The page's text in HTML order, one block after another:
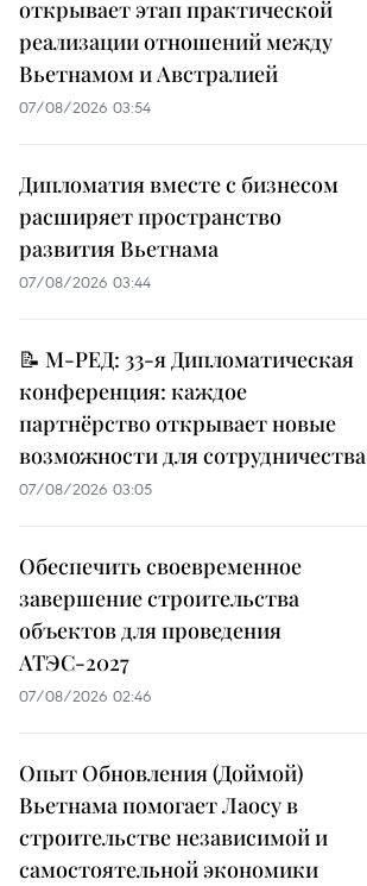
открывает этап практической
реализации отношений между
Вьетнамом и Австралией
07/08/2026 03:54
Дипломатия вместе с бизнесом
расширяет пространство
развития Вьетнама
07/08/2026 03:44
📝 М-РЕД: 33-я Дипломатическая
конференция: каждое
партнёрство открывает новые
возможности для сотрудничества
07/08/2026 03:05
Обеспечить своевременное
завершение строительства
объектов для проведения
АТЭС-2027
07/08/2026 02:46
Опыт Обновления (Доймой)
Вьетнама помогает Лаосу в
строительстве независимой и
самостоятельной экономики